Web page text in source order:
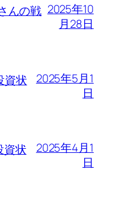
んの戦 2025年10
月28日
資状
2025年5月1
日
資状
2025年4月1
日